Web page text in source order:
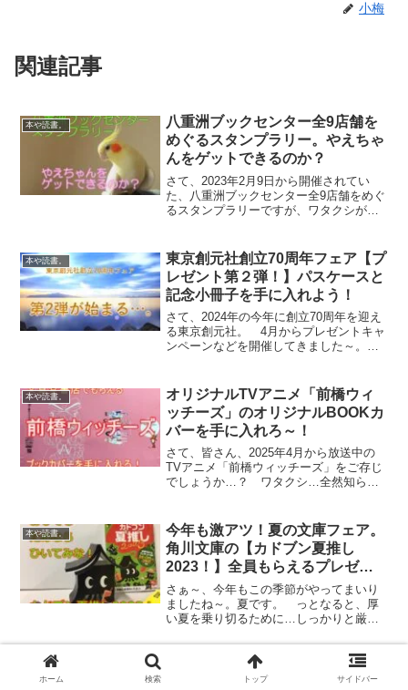
小梅
関連記事
本や読書。
八重洲ブックセンター全9店舗を
めぐるスタンプラリー。やえちゃ
んをゲットできるのか？
さて、2023年2月9日から開催されてい
た、八重洲ブックセンター全9店舗をめぐ
るスタンプラリーですが、ワタクシがそ
リーの開催は4月30日まで！ やえちゃん
のぬいぐるみ...
本や読書。
東京創元社創立70周年フェア【プ
レゼント第２弾！】パスケースと
記念小冊子を手に入れよう！
さて、2024年の今年に創立70周年を迎え
る東京創元社。 4月からプレゼントキャ
ンペーンなどを開催してきました～。
プレゼントがあるのか…そして、どんな
ラインナップ...
本や読書。
オリジナルTVアニメ「前橋ウィ
ッチーズ」のオリジナルBOOKカ
バーを手に入れろ～！
さて、皆さん、2025年4月から放送中の
TVアニメ「前橋ウィッチーズ」をご存じ
でしょうか…？ ワタクシ…全然知らな
ライブをしながら行ってまいりました
～。 さぁ、無事に…...
本や読書。
今年も激アツ！夏の文庫フェア。
角川文庫の【カドブン夏推し
2023！】全員もらえるプレゼン
ト企画！
さぁ～、今年もこの季節がやってまいり
ましたね～。夏です。 っとなると、厚
い夏を乗り切るために…しっかりと厳選
て？ いえいえ、間違ってはいません。
この厚さを見たら、暑いなんて言ってら
れないのです。 さぁ、恐...
本や読書。
え？鳥の言葉がわかるって？動物
言語学者の鈴木俊貴先生とは…？
ホーム 検索 トップ サイドバー